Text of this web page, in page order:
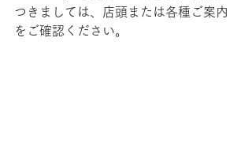
つきましては、店頭または各種ご案内
をご確認ください。